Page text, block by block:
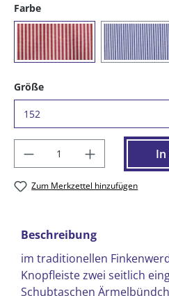
Farbeauswählen
(023) rot/weiß gestreift
(054)
Größeauswählen
Produkt Anzahl:
Zum Merkzettel hinzufügen
Beschreibung
im traditionellen
Knopfleiste zwei seitlich
Schubtaschen